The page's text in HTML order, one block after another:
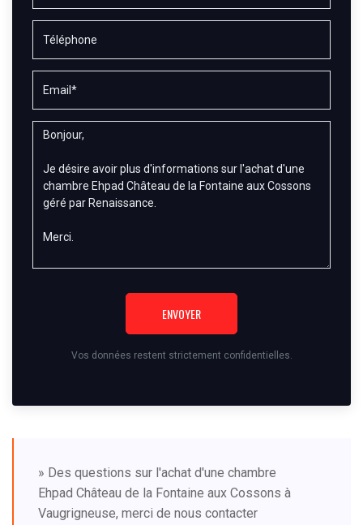
ENVOYER
Vos données restent strictement confidentielles.
» Des questions sur l'achat d'une chambre
Ehpad Château de la Fontaine aux Cossons à
Vaugrigneuse, merci de nous contacter